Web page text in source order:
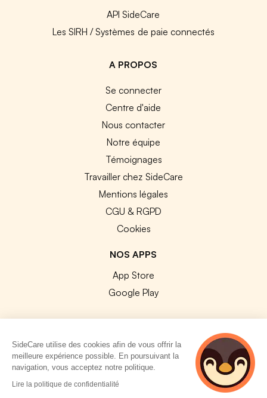
API SideCare
Les SIRH / Systèmes de paie connectés
A PROPOS
Se connecter
Centre d'aide
Nous contacter
Notre équipe
Témoignages
Travailler chez SideCare
Mentions légales
CGU & RGPD
Cookies
NOS APPS
App Store
Google Play
© 2026 SideCare. Tous droits réservés.
SideCare utilise des cookies afin de vous offrir la
meilleure expérience possible. En poursuivant la
navigation, vous acceptez notre politique.
Lire la politique de confidentialité
4 personnes
consultent